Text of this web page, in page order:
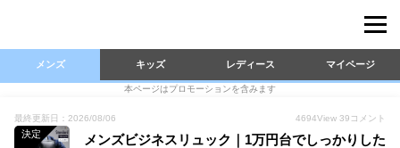
メンズ キッズ レディース マイページ
本ページはプロモーションを含みます
最終更新日：2026/08/06 4694View 39 コメント
決定
メンズビジネスリュック｜1万円台でしっかりした